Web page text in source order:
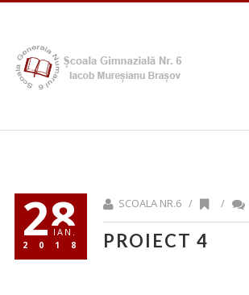
28
IAN.
2018
SCOALA NR.6 / /
PROIECT 4